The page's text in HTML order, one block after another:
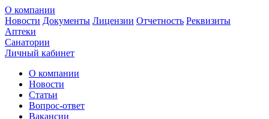
О компании
Новости Документы Лицензии Отчетность Реквизиты
Аптеки
Санатории
Личный кабинет
О компании
Новости
Статьи
Вопрос-ответ
Вакансии